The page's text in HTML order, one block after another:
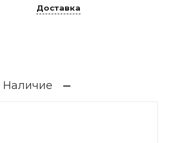
Доставка
Наличие